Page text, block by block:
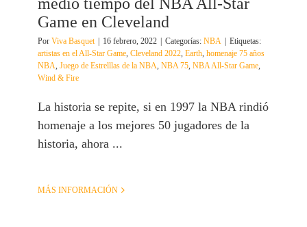
Game en Cleveland
Por Viva Basquet | 16 febrero, 2022 | Categorías: NBA | Etiquetas:
artistas en el All-Star Game Cleveland 2022 Earth homenaje 75 años
NBA Juego de Estrelllas de la NBA NBA 75 NBA All-Star Game
Wind & Fire
La historia se repite, si en 1997 la NBA rindió
homenaje a los mejores 50 jugadores de la
historia, ahora ...
MÁS INFORMACIÓN